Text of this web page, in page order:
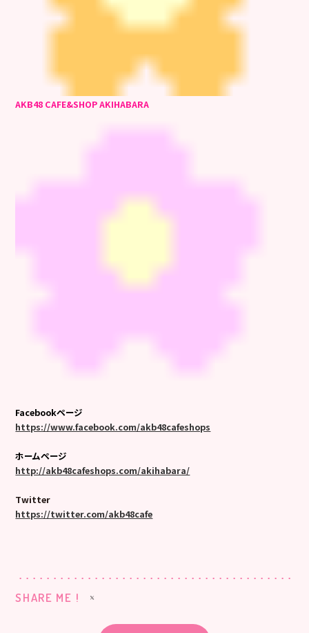
AKB48 CAFE&SHOP AKIHABARA
Facebookページ
https://www.facebook.com/akb48cafeshops
ホームページ
http://akb48cafeshops.com/akihabara/
Twitter
https://twitter.com/akb48cafe
SHARE ME !